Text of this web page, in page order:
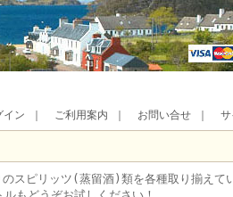
イン ご利用案内 お問い合せ
のスピリッツ(蒸留酒)類を各種取り揃えて